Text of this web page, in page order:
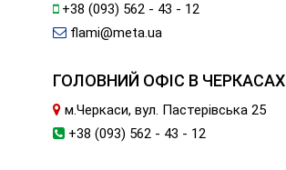
+38 (093) 562 - 43 - 12
flami@meta.ua
ГОЛОВНИЙ ОФІС В ЧЕРКАСАХ
м.Черкаси, вул. Пастерівська 25
+38 (093) 562 - 43 - 12